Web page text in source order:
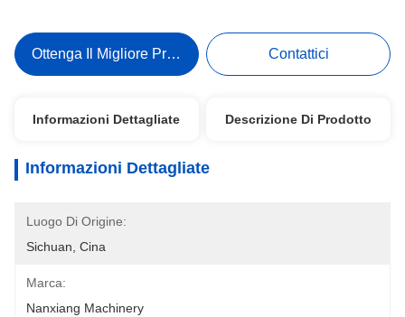
Ottenga Il Migliore Prezzo Contattici
Informazioni Dettagliate Descrizione Di Prodotto
Informazioni Dettagliate
Luogo Di Origine:
Sichuan, Cina
Marca:
Nanxiang Machinery